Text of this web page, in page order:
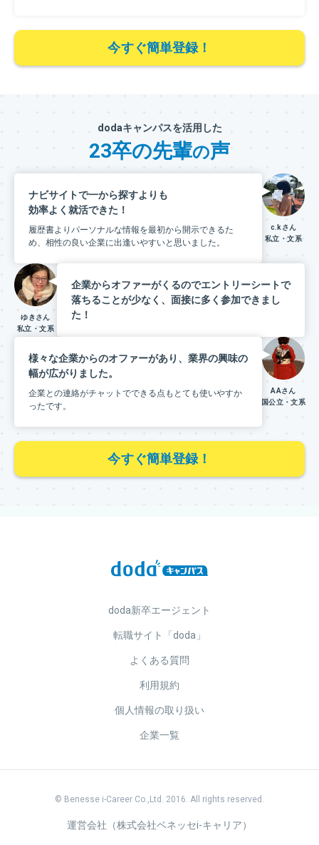
今すぐ簡単登録！
dodaキャンパスを活用した
23卒の先輩の声
ナビサイトで一から探すよりも
効率よく就活できた！
履歴書よりパーソナルな情報を最初から開示できるた
め、相性の良い企業に出逢いやすいと思いました。
c.kさん
私立・文系
ゆきさん
私立・文系
企業からオファーがくるのでエントリーシートで
落ちることが少なく、 面接に多く参加できまし
た！
様々な企業からのオファーがあり、業界の興味の
幅が広がりました。
企業との連絡がチャットでできる点もとても使いやすか
ったです。
AAさん
国公立・文系
今すぐ簡単登録！
doda新卒エージェント
転職サイト「doda」
よくある質問
利用規約
個人情報の取り扱い
企業一覧
© Benesse i-Career Co.,Ltd. 2016. All rights reserved.
運営会社（株式会社ベネッセi-キャリア）